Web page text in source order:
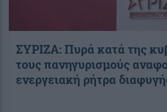
ΣΥΡΙΖΑ: Πυρά κατά της
τους πανηγυρισμούς
ενεργειακή ρήτρα